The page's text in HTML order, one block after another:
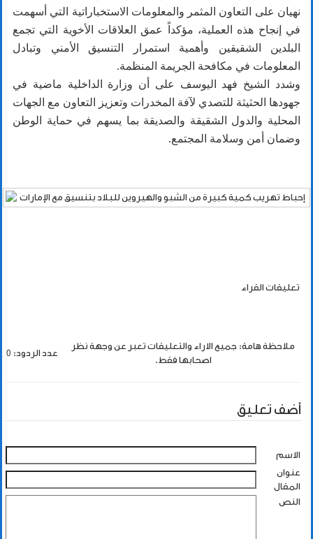
نهيان على التعاون المثمر والمعلومات الاستخباراتية التي أسهمت
في إنجاح هذه العملية، مؤكداً عمق العلاقات الأخوية التي تجمع
البلدين الشقيقين وأهمية استمرار التنسيق الأمني وتبادل
المعلومات في مكافحة الجريمة المنظمة.
وشدد الشيخ فهد اليوسف على أن وزارة الداخلية ماضية في
جهودها الحثيثة للتصدي لآفة المخدرات وتعزيز التعاون مع الجهات
المحلية والدول الشقيقة والصديقة بما يسهم في حماية الوطن
وضمان أمن وسلامة المجتمع.
تعليقات القراء
ملاحظة هامة: جميع الاراء والتعليقات تعبر عن وجهة نظر
اصحابها فقط.
عدد الردود: 0
أضف تعليق
الاسم
عنوان
المقال
النص